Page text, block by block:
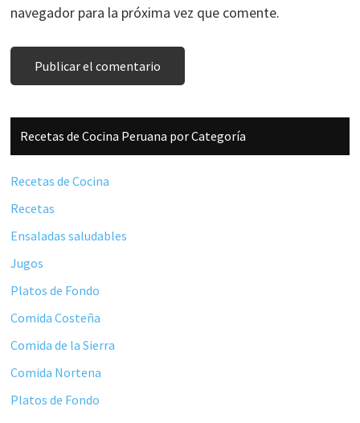
navegador para la próxima vez que comente.
Barra
lateral
principal
Recetas de Cocina Peruana por Categoría
Recetas de Cocina
Recetas
Ensaladas saludables
Jugos
Platos de Fondo
Comida Costeña
Comida de la Sierra
Comida Nortena
Platos de Fondo